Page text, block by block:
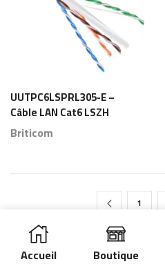
UUTPC6LSPRL305-E –
Câble LAN Cat6 LSZH
U-UTP 305m Violet
23AWG ETL 3P Deluxe
Briticom
1
Accueil Boutique